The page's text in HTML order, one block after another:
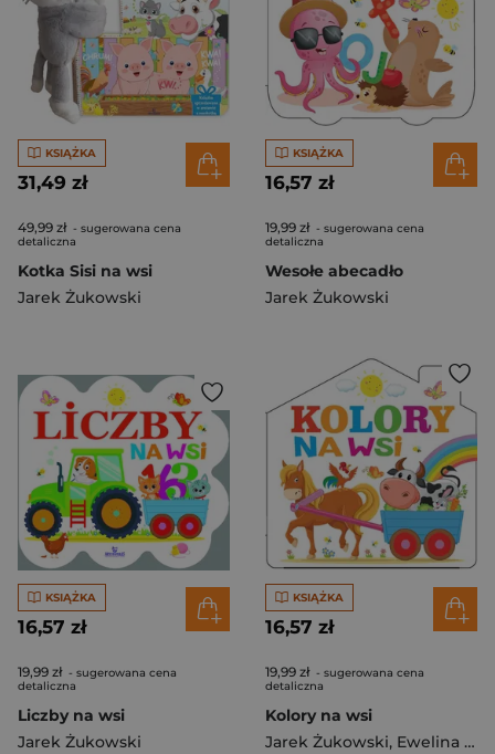
KSIĄŻKA
31,49 zł
49,99 zł - sugerowana cena
detaliczna
Kotka Sisi na wsi
Jarek Żukowski
KSIĄŻKA
16,57 zł
19,99 zł - sugerowana cena
detaliczna
Wesołe abecadło
Jarek Żukowski
KSIĄŻKA
16,57 zł
19,99 zł - sugerowana cena
detaliczna
Liczby na wsi
Jarek Żukowski
KSIĄŻKA
16,57 zł
19,99 zł - sugerowana cena
detaliczna
Kolory na wsi
Jarek Żukowski, Ewelina Chmielińska